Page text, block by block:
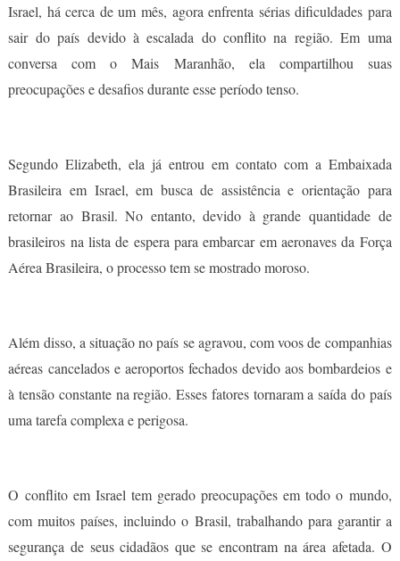
Israel, há cerca de um mês, agora enfrenta sérias dificuldades para
sair do país devido à escalada do conflito na região. Em uma
conversa com o Mais Maranhão, ela compartilhou suas
preocupações e desafios durante esse período tenso.
Segundo Elizabeth, ela já entrou em contato com a Embaixada
Brasileira em Israel, em busca de assistência e orientação para
retornar ao Brasil. No entanto, devido à grande quantidade de
brasileiros na lista de espera para embarcar em aeronaves da Força
Aérea Brasileira, o processo tem se mostrado moroso.
Além disso, a situação no país se agravou, com voos de companhias
aéreas cancelados e aeroportos fechados devido aos bombardeios e
à tensão constante na região. Esses fatores tornaram a saída do país
uma tarefa complexa e perigosa.
O conflito em Israel tem gerado preocupações em todo o mundo,
com muitos países, incluindo o Brasil, trabalhando para garantir a
segurança de seus cidadãos que se encontram na área afetada. O